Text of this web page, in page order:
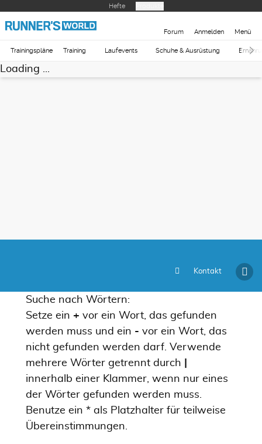
Hefte
Forum Anmelden Menü
Trainingspläne Training Laufevents Schuhe & Ausrüstung
Loading ...
Kontakt
Suche nach Wörtern:
Setze ein + vor ein Wort, das gefunden
werden muss und ein - vor ein Wort, das
nicht gefunden werden darf. Verwende
mehrere Wörter getrennt durch
innerhalb einer Klammer, wenn nur eines
der Wörter gefunden werden muss.
Benutze ein * als Platzhalter für teilweise
Übereinstimmungen.